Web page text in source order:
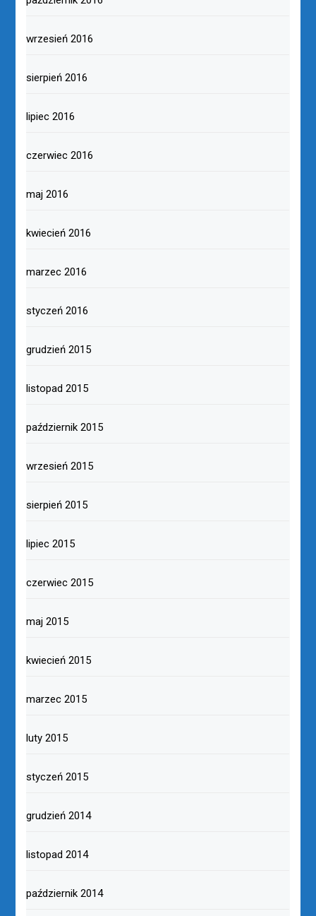
wrzesień 2016
sierpień 2016
lipiec 2016
czerwiec 2016
maj 2016
kwiecień 2016
marzec 2016
styczeń 2016
grudzień 2015
listopad 2015
październik 2015
wrzesień 2015
sierpień 2015
lipiec 2015
czerwiec 2015
maj 2015
kwiecień 2015
marzec 2015
luty 2015
styczeń 2015
grudzień 2014
listopad 2014
październik 2014